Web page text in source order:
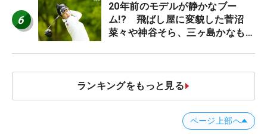
6
20年前のモデルが静かなブー
ム!? 飛ばし屋に変貌した菅沼
菜々や神谷そら、三ヶ島かなも使
ランキングをもっと見る
ページ上部へ